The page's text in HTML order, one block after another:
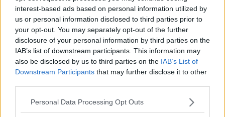
interest-based ads based on personal information utilized by
us or personal information disclosed to third parties prior to
your opt-out. You may separately opt-out of the further
disclosure of your personal information by third parties on the
IAB’s list of downstream participants. This information may
also be disclosed by us to third parties on the IAB’s List of
Downstream Participants that may further disclose it to other
Personal Data Processing Opt Outs
Sud e tra il civico 45 di Rigutino Nocetella al civico 11 di Rigutino
Selvetella.
Fino a venerdì 15 marzo, 24 ore su 24, è previsto il divieto di sosta
con rimozione in ambo i lati di alcuni tratti di via Curtatone delimitati
da segnaletica specifica con restringimento della corrispondente
carreggiata.
Due invece gli eventi previsti per sabato 13 gennaio con le relative
e fino a cessate esigenze il divieto di sosta con rimozione in piazza
San Jacopo, nel tratto di corso Italia compreso tra via Spinello e via